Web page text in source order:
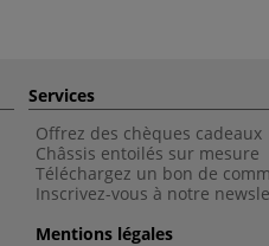
Services
Offrez des chèques cadeaux
Châssis entoilés sur mesure
Téléchargez un bon de
Inscrivez-vous à notre
Mentions légales